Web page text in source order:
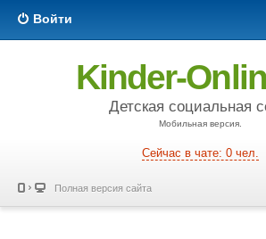
Войти
Kinder-
Детская социальная
Мобильная версия.
Сейчас в чате: 0 чел.
Полная версия сайта